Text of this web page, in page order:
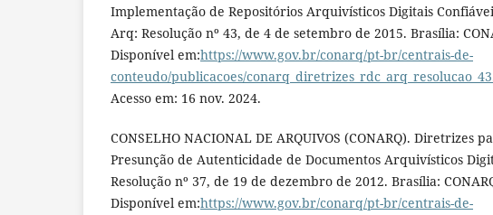
Implementação de Repositórios Arquivísticos Digitais
Arq: Resolução nº 43, de 4 de setembro de 2015. Brasília:
Disponível em:https://www.gov.br/conarq/pt-br/centrais-de-
conteudo/publicacoes/
Acesso em: 16 nov. 2024.
CONSELHO NACIONAL DE ARQUIVOS (CONARQ). Diretrizes
Presunção de Autenticidade de Documentos Arquivísticos
Resolução nº 37, de 19 de dezembro de 2012. Brasília:
Disponível em:https://www.gov.br/conarq/pt-br/centrais-de-